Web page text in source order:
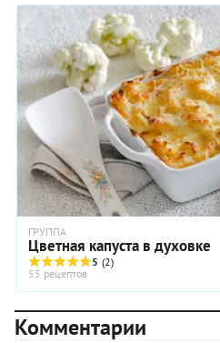
ГРУППА
Цветная капуста в духовке
5 (2)
55 рецептов
Комментарии